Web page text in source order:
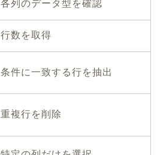
各列のデータ型を確認
行数を取得
条件に一致する行を抽出
重複行を削除